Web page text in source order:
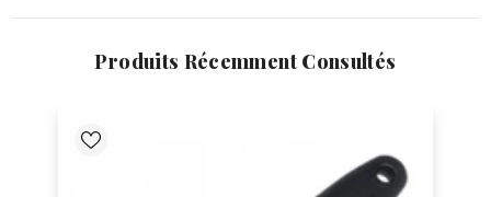
Produits Récemment Consultés